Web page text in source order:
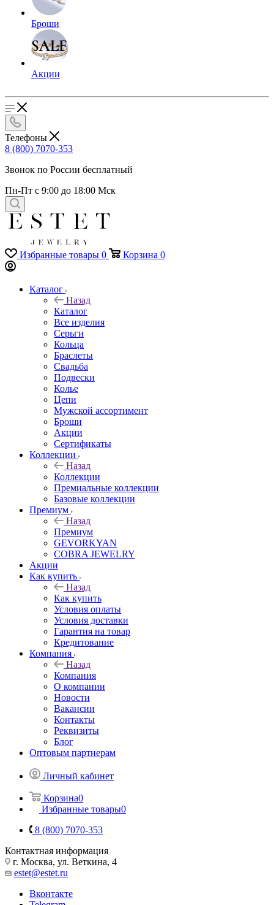
Броши
Акции
Телефоны
8 (800) 7070-353
Звонок по России бесплатный
Пн-Пт с 9:00 до 18:00 Мск
Избранные товары 0 Корзина 0
Каталог
Назад
Каталог
Все изделия
Серьги
Кольца
Браслеты
Свадьба
Подвески
Колье
Цепи
Мужской ассортимент
Броши
Акции
Сертификаты
Коллекции
Назад
Коллекции
Премиальные коллекции
Базовые коллекции
Премиум
Назад
Премиум
GEVORKYAN
COBRA JEWELRY
Акции
Как купить
Назад
Как купить
Условия оплаты
Условия доставки
Гарантия на товар
Кредитование
Компания
Назад
Компания
О компании
Новости
Вакансии
Контакты
Реквизиты
Блог
Оптовым партнерам
Личный кабинет
Корзина0
Избранные товары0
8 (800) 7070-353
Контактная информация
г. Москва, ул. Веткина, 4
estet@estet.ru
Вконтакте